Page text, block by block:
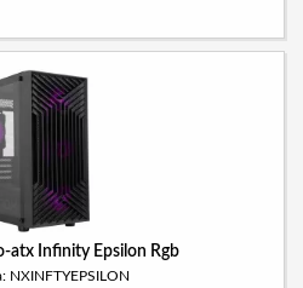
atx Infinity Epsilon Rgb
NXINFTYEPSILON